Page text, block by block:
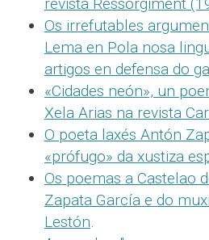
revista Ressorgiment
Os irrefutables
Lema en Pola nosa
artigos en defensa do
«Cidades neón», un
Xela Arias na revista
O poeta laxés Antón
«prófugo» da xustiza
Os poemas a Castelao
Zapata García e do
Lestón.